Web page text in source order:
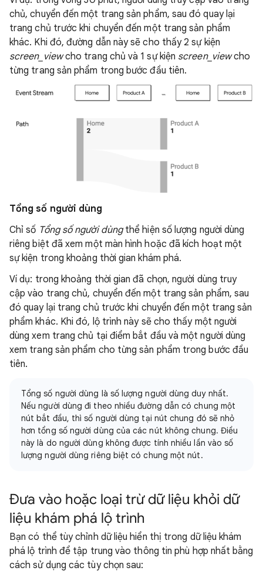
chủ, chuyển đến một trang sản phẩm, sau đó quay lại
trang chủ trước khi chuyển đến một trang sản phẩm
khác. Khi đó, đường dẫn này sẽ cho thấy 2 sự kiện
screen_viewcho trang chủ và 1 sự kiện screen_viewcho
từng trang sản phẩm trong bước đầu tiên.
Tổng số người dùng
Chỉ số Tổng số người dùngthể hiện số lượng người dùng
riêng biệt đã xem một màn hình hoặc đã kích hoạt một
sự kiện trong khoảng thời gian khám phá.
Ví dụ: trong khoảng thời gian đã chọn, người dùng truy
cập vào trang chủ, chuyển đến một trang sản phẩm, sau
đó quay lại trang chủ trước khi chuyển đến một trang sản
phẩm khác. Khi đó, lộ trình này sẽ cho thấy một người
dùng xem trang chủ tại điểm bắt đầu và một người dùng
xem trang sản phẩm cho từng sản phẩm trong bước đầu
tiên.
Tổng số người dùng là số lượng người dùng duy nhất.
Nếu người dùng đi theo nhiều đường dẫn có chung một
nút bắt đầu, thì số người dùng tại nút chung đó sẽ nhỏ
hơn tổng số người dùng của các nút không chung. Điều
này là do người dùng không được tính nhiều lần vào số
lượng người dùng riêng biệt có chung một nút.
Đưa vào hoặc loại trừ dữ liệu khỏi dữ
liệu khám phá lộ trình
Bạn có thể tùy chỉnh dữ liệu hiển thị trong dữ liệu khám
phá lộ trình để tập trung vào thông tin phù hợp nhất bằng
cách sử dụng các tùy chọn sau: